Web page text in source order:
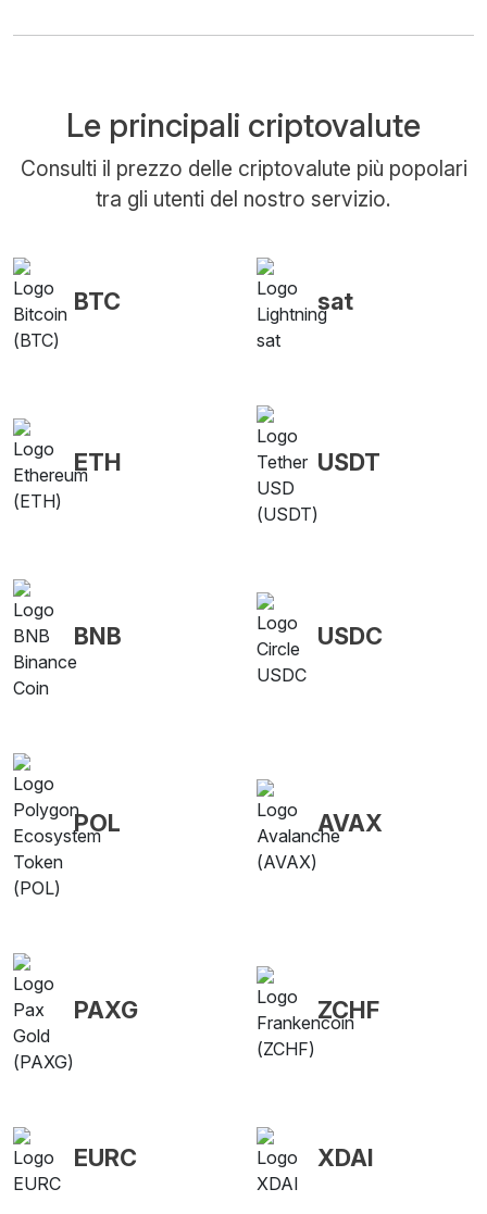
Le principali criptovalute
Consulti il prezzo delle criptovalute più popolari
tra gli utenti del nostro servizio.
BTC sat
ETH USDT
BNB USDC
POL AVAX
PAXG ZCHF
EURC XDAI